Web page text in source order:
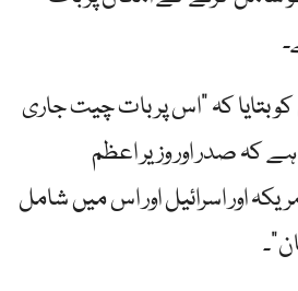
کو بتایا کہ "اس پر بات چیت جاری
کہ صدر اور وزیر اعظم
اور اسرائیل اور اس میں شامل